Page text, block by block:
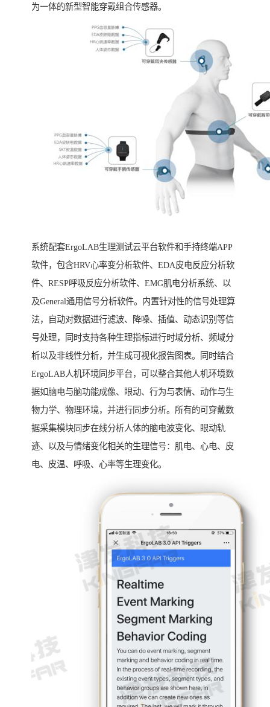
为一体的新型智能穿戴组合传感器。
系统配套ErgoLAB生理测试云平台软件和手持终端APP
软件，包含HRV心率变分析软件、EDA皮电反应分析软
件、RESP呼吸反应分析软件、EMG肌电分析系统、以
及General通用信号分析软件。内置针对性的信号处理算
法，自动对数据进行滤波、降噪、插值、动态识别等信
号处理，同时支持各种生理指标进行时域分析、频域分
析以及非线性分析，并生成可视化报告图表。同时结合
ErgoLAB人机环境同步平台，可以整合其他人机环境数
据如脑电与脑功能成像、眼动、行为与表情、动作与生
物力学、物理环境，并进行同步分析。所有的可穿戴数
据采集模块同步在线分析人体的脑电波变化、眼动轨
迹、以及与情绪变化相关的生理信号：肌电、心电、皮
电、皮温、呼吸、心率等生理变化。